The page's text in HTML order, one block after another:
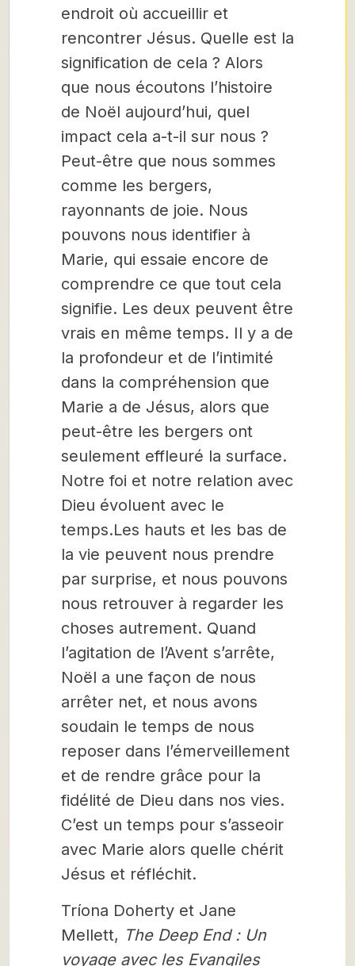
endroit où accueillir et
rencontrer Jésus. Quelle est la
signification de cela ? Alors
que nous écoutons l’histoire
de Noël aujourd’hui, quel
impact cela a-t-il sur nous ?
Peut-être que nous sommes
comme les bergers,
rayonnants de joie. Nous
pouvons nous identifier à
Marie, qui essaie encore de
comprendre ce que tout cela
signifie. Les deux peuvent être
vrais en même temps. Il y a de
la profondeur et de l’intimité
dans la compréhension que
Marie a de Jésus, alors que
peut-être les bergers ont
seulement effleuré la surface.
Notre foi et notre relation avec
Dieu évoluent avec le
temps.Les hauts et les bas de
la vie peuvent nous prendre
par surprise, et nous pouvons
nous retrouver à regarder les
choses autrement. Quand
l’agitation de l’Avent s’arrête,
Noël a une façon de nous
arrêter net, et nous avons
soudain le temps de nous
reposer dans l’émerveillement
et de rendre grâce pour la
fidélité de Dieu dans nos vies.
C’est un temps pour s’asseoir
avec Marie alors quelle chérit
Jésus et réfléchit.
Tríona Doherty et Jane
Mellett, The Deep End : Un
voyage avec les Evangiles